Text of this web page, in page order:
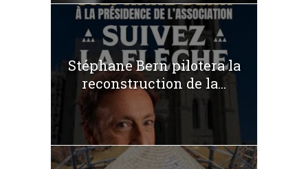
Stéphane Bern pilotera la
reconstruction de la...